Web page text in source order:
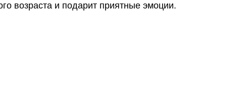
возраста и подарит приятные эмоции.